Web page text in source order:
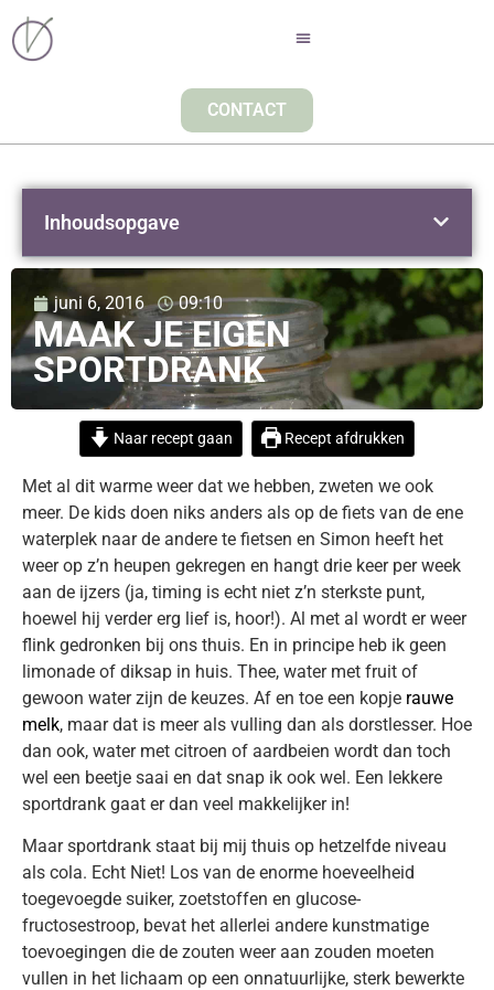
CONTACT
juni 6, 2016 09:10
MAAK JE EIGEN
SPORTDRANK
Naar recept gaan Recept afdrukken
Met al dit warme weer dat we hebben, zweten we ook
meer. De kids doen niks anders als op de fiets van de ene
waterplek naar de andere te fietsen en Simon heeft het
weer op z’n heupen gekregen en hangt drie keer per week
aan de ijzers (ja, timing is echt niet z’n sterkste punt,
hoewel hij verder erg lief is, hoor!). Al met al wordt er weer
flink gedronken bij ons thuis. En in principe heb ik geen
limonade of diksap in huis. Thee, water met fruit of
gewoon water zijn de keuzes. Af en toe een kopje rauwe
melk, maar dat is meer als vulling dan als dorstlesser. Hoe
dan ook, water met citroen of aardbeien wordt dan toch
wel een beetje saai en dat snap ik ook wel. Een lekkere
sportdrank gaat er dan veel makkelijker in!
Maar sportdrank staat bij mij thuis op hetzelfde niveau
als cola. Echt Niet! Los van de enorme hoeveelheid
toegevoegde suiker, zoetstoffen en glucose-
fructosestroop, bevat het allerlei andere kunstmatige
toevoegingen die de zouten weer aan zouden moeten
vullen in het lichaam op een onnatuurlijke, sterk bewerkte
Inhoudsopgave